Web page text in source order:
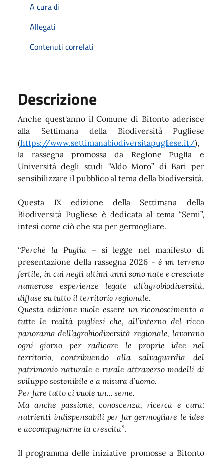
A cura di
Allegati
Contenuti correlati
Descrizione
Anche quest'anno il Comune di Bitonto aderisce
alla Settimana della Biodiversità Pugliese
(https://www.settimanabiodiversitapugliese.it/),
la rassegna promossa da Regione Puglia e
Università degli studi “Aldo Moro” di Bari per
sensibilizzare il pubblico al tema della biodiversità.
Questa IX edizione della Settimana della
Biodiversità Pugliese è dedicata al tema “Semi”,
intesi come ciò che sta per germogliare.
“Perché la Puglia – si legge nel manifesto di
presentazione della rassegna 2026 - è un terreno
fertile, in cui negli ultimi anni sono nate e cresciute
numerose esperienze legate all’agrobiodiversità,
diffuse su tutto il territorio regionale.
Questa edizione vuole essere un riconoscimento a
tutte le realtà pugliesi che, all’interno del ricco
panorama dell’agrobiodiversità regionale, lavorano
ogni giorno per radicare le proprie idee nel
territorio, contribuendo alla salvaguardia del
patrimonio naturale e rurale attraverso modelli di
sviluppo sostenibile e a misura d’uomo.
Per fare tutto ci vuole un… seme.
Ma anche passione, conoscenza, ricerca e cura:
nutrienti indispensabili per far germogliare le idee
e accompagnarne la crescita”.
Il programma delle iniziative promosse a Bitonto